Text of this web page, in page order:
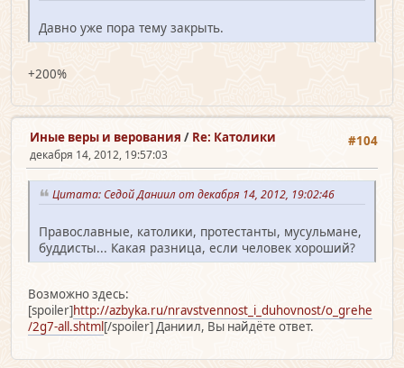
Давно уже пора тему закрыть.
+200%
#104
Иные веры и верования / Re: Католики
декабря 14, 2012, 19:57:03
Цитата: Седой Даниил от декабря 14, 2012, 19:02:46
Православные, католики, протестанты, мусульмане,
буддисты... Какая разница, если человек хороший?
Возможно здесь:
[spoiler]http://azbyka.ru/nravstvennost_i_duhovnost/o_grehe
/2g7-all.shtml[/spoiler] Даниил, Вы найдёте ответ.